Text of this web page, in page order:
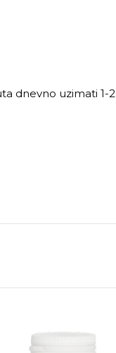
dnevno uzimati